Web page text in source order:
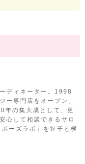
ディネーター。1998
ー専門店をオープン。
年の集大成として、更
心して相談できるサロ
ーズラボ」を逗子と横